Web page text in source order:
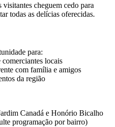
cheguem cedo para
todas as delícias oferecidas.
para:
locais
com família e amigos
da região
Canadá e Honório Bicalho
programação por bairro)